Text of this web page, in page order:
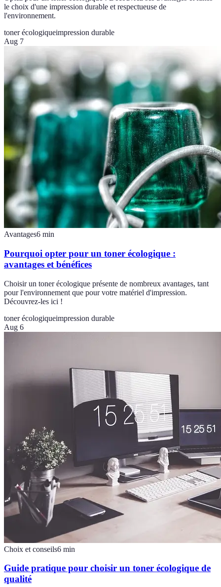
le choix d'une impression durable et respectueuse de
l'environnement.
toner écologiqueimpression durable
Aug 7
Avantages6 min
Pourquoi opter pour un toner écologique :
avantages et bénéfices
Choisir un toner écologique présente de nombreux avantages, tant
pour l'environnement que pour votre matériel d'impression.
Découvrez-les ici !
toner écologiqueimpression durable
Aug 6
Choix et conseils6 min
Guide pratique pour choisir un toner écologique de
qualité